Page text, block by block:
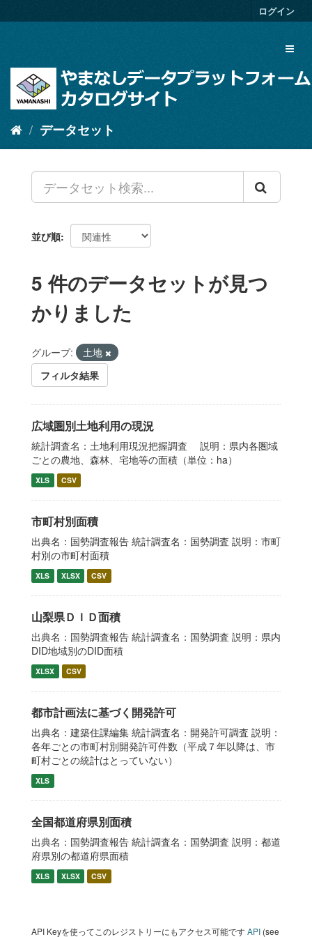
キ
ログイン
データセット
並び順
5 件のデータセットが見つ
かりました
グループ:
土地
フィルタ結果
広域圏別土地利用の現況
統計調査名：土地利用現況把握調査 説明：県内各圏域
ごとの農地、森林、宅地等の面積（単位：ha）
XLS CSV
市町村別面積
出典名：国勢調査報告 統計調査名：国勢調査 説明：市町
村別の市町村面積
XLS XLSX CSV
山梨県ＤＩＤ面積
出典名：国勢調査報告 統計調査名：国勢調査 説明：県内
DID地域別のDID面積
XLSX CSV
都市計画法に基づく開発許可
出典名：建築住課編集 統計調査名：開発許可調査 説明：
各年ごとの市町村別開発許可件数（平成７年以降は、市
町村ごとの統計はとっていない）
XLS
全国都道府県別面積
出典名：国勢調査報告 統計調査名：国勢調査 説明：都道
府県別の都道府県面積
XLS XLSX CSV
API Keyを使ってこのレジストリーにもアクセス可能ですAPI (see